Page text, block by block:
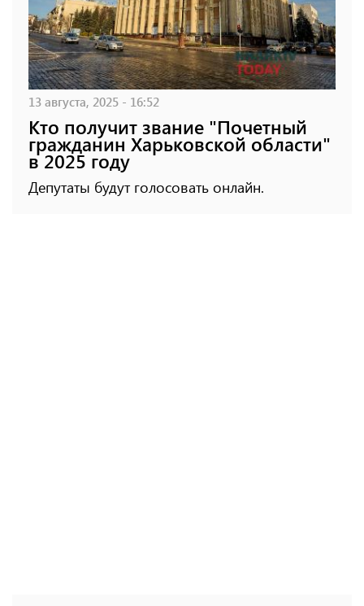
13 августа, 2025 - 16:52
Кто получит звание "Почетный
гражданин Харьковской области"
в 2025 году
Депутаты будут голосовать онлайн.